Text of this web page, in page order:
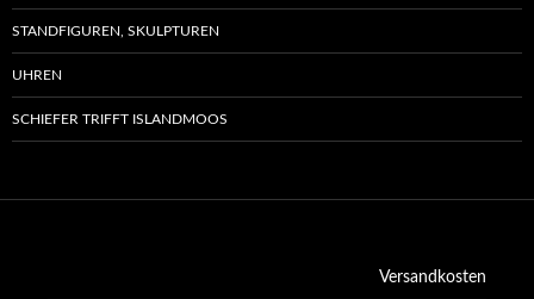
STANDFIGUREN, SKULPTUREN
UHREN
SCHIEFER TRIFFT ISLANDMOOS
Versandkosten